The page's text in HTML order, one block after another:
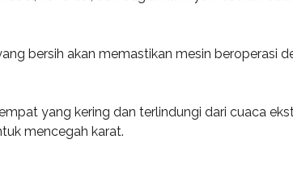
bersih akan memastikan mesin beroperasi
yang kering dan terlindungi dari cuaca
mencegah karat.